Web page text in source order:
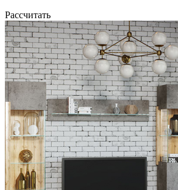
Рассчитать